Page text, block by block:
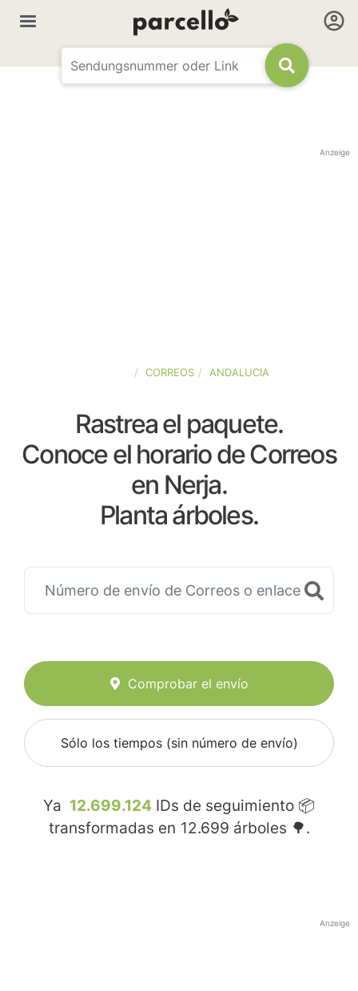
Anzeige
CORREOS ANDALUCIA
Rastrea el paquete.
Conoce el horario de Correos
en Nerja.
Planta árboles.
Comprobar el envío
Sólo los tiempos (sin número de envío)
Ya 12.699.124 IDs de seguimiento 📦
transformadas en 12.699 árboles 🌳.
Anzeige